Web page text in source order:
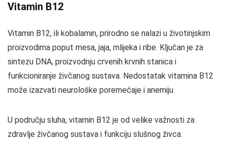
Vitamin B12
Vitamin B12, ili kobalamin, prirodno se nalazi u životinjskim
proizvodima poput mesa, jaja, mlijeka i ribe. Ključan je za
sintezu DNA, proizvodnju crvenih krvnih stanica i
funkcioniranje živčanog sustava. Nedostatak vitamina B12
može izazvati neurološke poremećaje i anemiju.
U području sluha, vitamin B12 je od velike važnosti za
zdravlje živčanog sustava i funkciju slušnog živca.